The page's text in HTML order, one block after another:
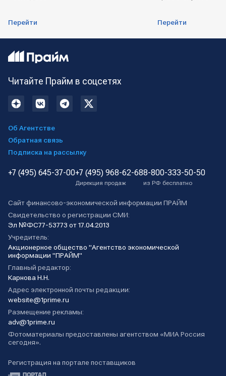
Перейти Перейти
Читайте Прайм в соцсетях
Об Агентстве
Обратная связь
Подписка на рассылку
+7 (495) 645-37-00+7 (495) 968-62-68
Дирекция продаж
8-800-333-50-50
из РФ бесплатно
Сайт финансово-экономической информации ПРАЙМ
Свидетельство о регистрации СМИ:
Эл №ФС77-53773 от 17.04.2013
Учредитель:
Акционерное общество "Агентство экономической
информации "ПРАЙМ"
Главный редактор:
Карнова Н.Н.
Адрес электронной почты редакции:
website@1prime.ru
Размещение рекламы:
adv@1prime.ru
Фотоматериалы предоставлены агентством «МИА Россия
сегодня».
Регистрация на портале поставщиков